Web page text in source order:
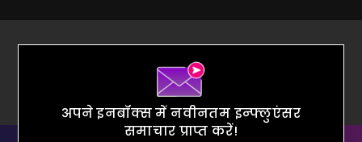
अपने इनबॉक्स में नवीनतम इन्फ्लुएंसर
समाचार प्राप्त करें!